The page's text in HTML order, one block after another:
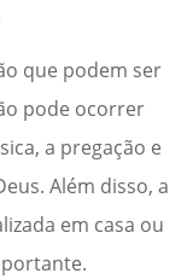
que podem ser
pode ocorrer
a pregação e
Além disso, a
em casa ou